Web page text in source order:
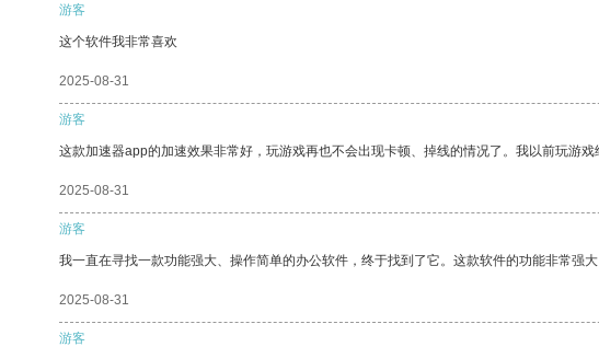
游客
这个软件我非常喜欢
2025-08-31
游客
这款加速器app的加速效果非常好，玩游戏再也不会出现卡顿、掉线的情况了。我以前玩游
2025-08-31
游客
我一直在寻找一款功能强大、操作简单的办公软件，终于找到了它。这款软件的功能非常强
2025-08-31
游客